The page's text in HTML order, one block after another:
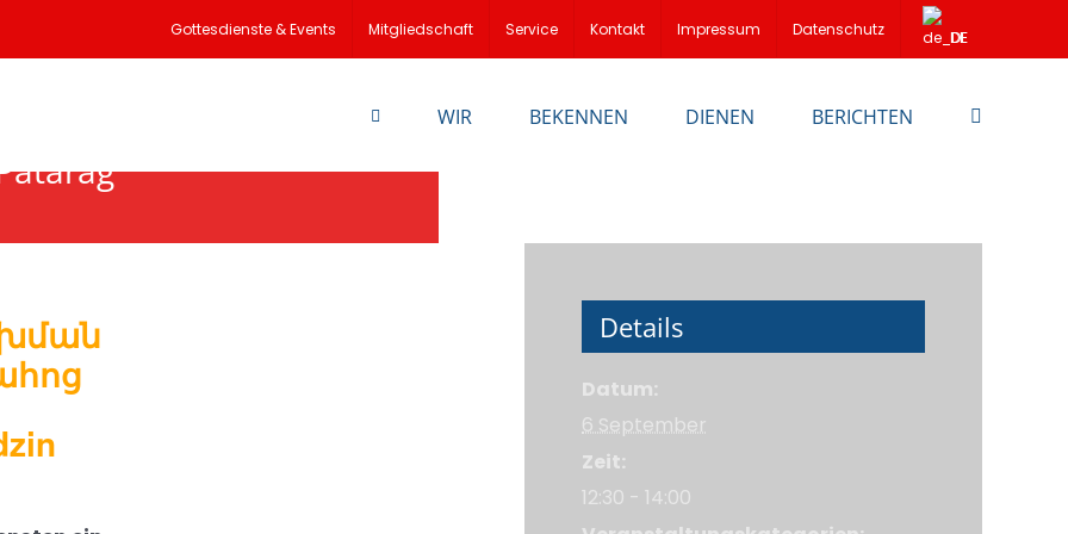
Gottesdienste & Events Mitgliedschaft Service Kontakt Impressum Datenschutz DE
WIR BEKENNEN DIENEN BERICHTEN
Details
Datum:
6 September
Zeit:
12:30 - 14:00